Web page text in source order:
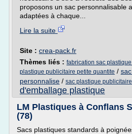
proposons un sac personnalisable
adaptées à chaque...
Lire la suite
Site : crea-pack.fr
Thèmes liés : fabrication sac
plastique publicitaire petite quantite /
personnalise / sac plastique
d'emballage plastique
LM Plastiques à Conflans
(78)
Sacs plastiques standards à